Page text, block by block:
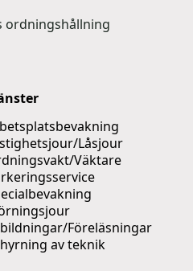
ordningshållning
Låsjour
Väktare
Föreläsningar
av teknik